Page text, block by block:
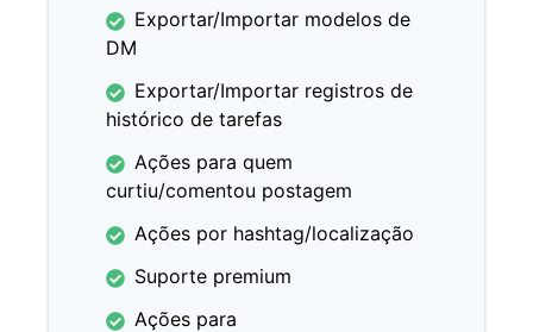
Exportar/Importar modelos de
DM
Exportar/Importar registros de
histórico de tarefas
Ações para quem
curtiu/comentou postagem
Ações por hashtag/localização
Suporte premium
Ações para